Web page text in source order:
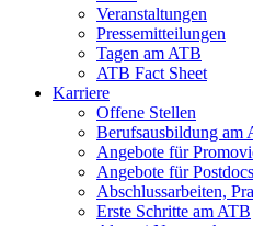
Veranstaltungen
Pressemitteilungen
Tagen am ATB
ATB Fact Sheet
Karriere
Offene Stellen
Berufsausbildung am
Angebote für
Angebote für Postdocs
Abschlussarbeiten,
Erste Schritte am ATB